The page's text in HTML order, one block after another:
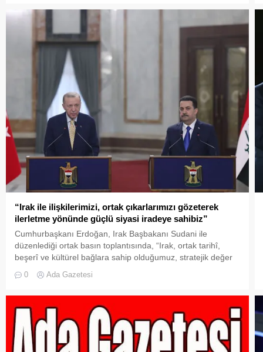
“Irak ile ilişkilerimizi, ortak çıkarlarımızı gözeterek
ilerletme yönünde güçlü siyasi iradeye sahibiz”
Cumhurbaşkanı Erdoğan, Irak Başbakanı Sudani ile
düzenlediği ortak basın toplantısında, “Irak, ortak tarihî,
beşerî ve kültürel bağlara sahip olduğumuz, stratejik değer
saygı ve iyi komşuluk ilkesi temelinde, ortak çıkarlarımızı
Ziyaretimin ve az önce imzalanan anlaşmaların, Türkiye-
Irak...
0 Ada Gazetesi